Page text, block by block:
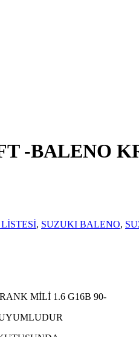
-BALENO
, SUZUKI BALENO,
MİLİ 1.6 G16B 90-